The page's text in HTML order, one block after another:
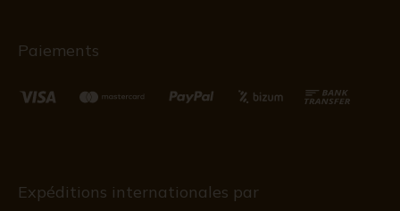
Paiements
Expéditions internationales par